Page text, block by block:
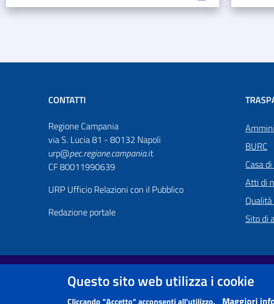
CONTATTI
Regione Campania
via S. Lucia 81 - 80132 Napoli
urp@pec.regione.campania.it
CF 80011990639
URP Ufficio Relazioni con il Pubblico
Redazione portale
BURC
Casa
Atti di
Sito di
Footer First
Useful links section
Informativa Privacy e Cookie Policy Obiettivi di
Questo sito web utilizza i cookie
Cliccando "Accetto" acconsenti all'utilizzo. Maggiori